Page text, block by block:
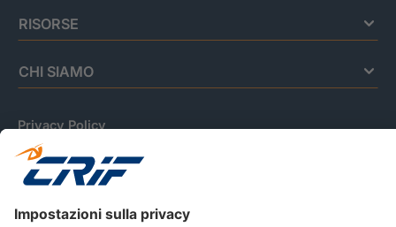
RISORSE
CHI SIAMO
Privacy Policy
Cookie Policy
Informativa Dati Personali
CRIF Business Ethics
Informativa Privacy Relativa Al Sistema Di Informazioni